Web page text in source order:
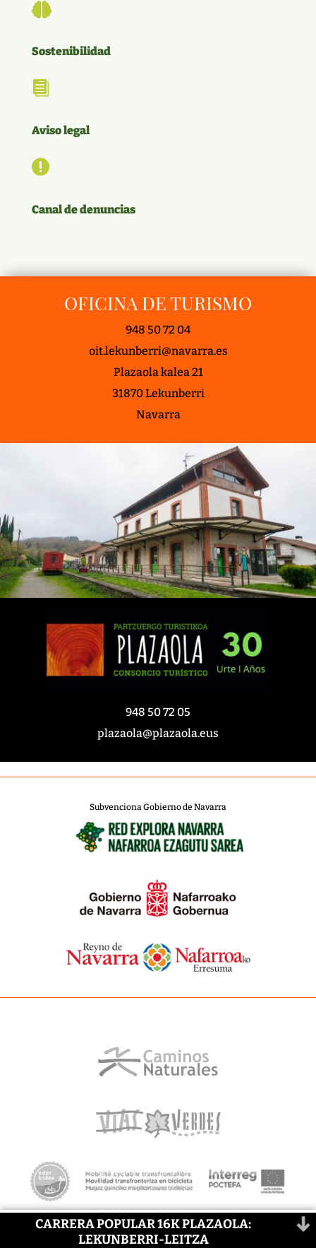

Sostenibilidad

Aviso legal

Canal de denuncias
OFICINA DE TURISMO
948 50 72 04
oit.lekunberri@navarra.es
Plazaola kalea 21
31870 Lekunberri
Navarra
948 50 72 05
plazaola@plazaola.eus
Subvenciona Gobierno de Navarra
CARRERA POPULAR 16K PLAZAOLA:
LEKUNBERRI-LEITZA